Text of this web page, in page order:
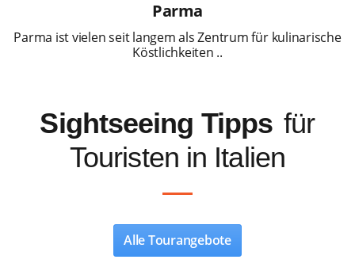
Parma
Parma ist vielen seit langem als Zentrum für kulinarische
Köstlichkeiten ..
Sightseeing Tipps für
Touristen in Italien
Alle Tourangebote